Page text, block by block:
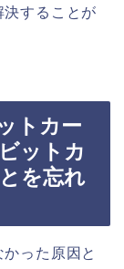
することが
トカー
ットカ
を忘れ
った原因と